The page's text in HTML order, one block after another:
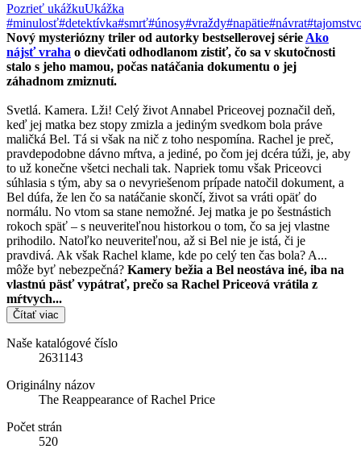
Pozrieť ukážkuUkážka
#minulosť#detektívka#smrť#únosy#vraždy#napätie#návrat
Nový mysteriózny triler od autorky bestsellerovej série Ako
nájsť vraha o dievčati odhodlanom zistiť, čo sa v skutočnosti
stalo s jeho mamou, počas natáčania dokumentu o jej
záhadnom zmiznutí.
Svetlá. Kamera. Lži! Celý život Annabel Priceovej poznačil deň,
keď jej matka bez stopy zmizla a jediným svedkom bola práve
maličká Bel. Tá si však na nič z toho nespomína. Rachel je preč,
pravdepodobne dávno mŕtva, a jediné, po čom jej dcéra túži, je, aby
to už konečne všetci nechali tak. Napriek tomu však Priceovci
súhlasia s tým, aby sa o nevyriešenom prípade natočil dokument, a
Bel dúfa, že len čo sa natáčanie skončí, život sa vráti opäť do
normálu. No vtom sa stane nemožné. Jej matka je po šestnástich
rokoch späť – s neuveriteľnou historkou o tom, čo sa jej vlastne
prihodilo. Natoľko neuveriteľnou, až si Bel nie je istá, či je
pravdivá. Ak však Rachel klame, kde po celý ten čas bola? A...
môže byť nebezpečná? Kamery bežia a Bel neostáva iné, iba na
vlastnú päsť vypátrať, prečo sa Rachel Priceová vrátila z
mŕtvych...
Čítať viac
Naše katalógové číslo
2631143
Originálny názov
The Reappearance of Rachel Price
Počet strán
520